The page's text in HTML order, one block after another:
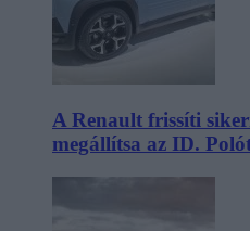
A Renault frissíti
megállítsa az ID.